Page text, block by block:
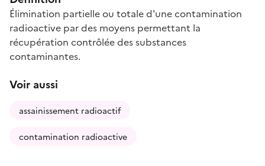
Élimination partielle ou totale d'une contamination
radioactive par des moyens permettant la
récupération contrôlée des substances
contaminantes.
Voir aussi
assainissement radioactif
contamination radioactive